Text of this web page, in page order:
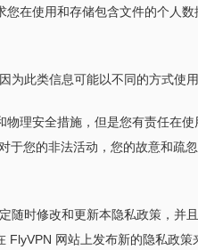
在使用和存储包含文件的个人
此类信息可能以不同的方式使
理安全措施，但是您有责任在
您的非法活动，您的故意和
时修改和更新本隐私政策，
网站上发布新的隐私政